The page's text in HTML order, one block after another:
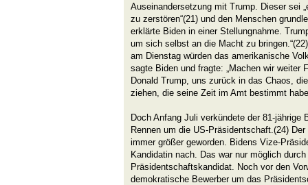
Auseinandersetzung mit Trump. Dieser sei
zu zerstören“(21) und den Menschen
erklärte Biden in einer Stellungnahme.
um sich selbst an die Macht zu
am Dienstag würden das amerikanische
sagte Biden und fragte: „Machen wir weiter
Donald Trump, uns zurück in das Chaos,
ziehen, die seine Zeit im Amt bestimmt
Doch Anfang Juli verkündete der 81-jährige
Rennen um die US-Präsidentschaft.(24)
immer größer geworden. Bidens Vize-
Kandidatin nach. Das war nur möglich
Präsidentschaftskandidat. Noch vor den
demokratische Bewerber um das